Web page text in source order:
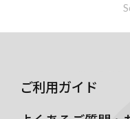
ご利用ガイド